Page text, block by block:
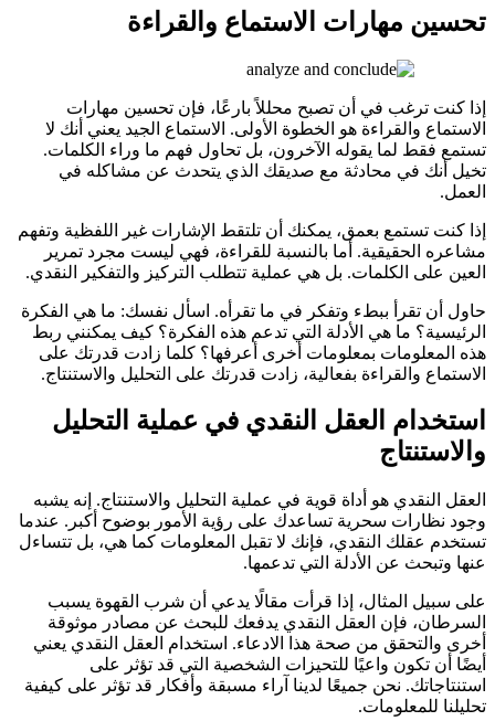
تحسين مهارات الاستماع والقراءة
إذا كنت ترغب في أن تصبح محللاً بارعًا، فإن تحسين مهارات
الاستماع والقراءة هو الخطوة الأولى. الاستماع الجيد يعني أنك لا
تستمع فقط لما يقوله الآخرون، بل تحاول فهم ما وراء الكلمات.
تخيل أنك في محادثة مع صديقك الذي يتحدث عن مشاكله في
العمل.
إذا كنت تستمع بعمق، يمكنك أن تلتقط الإشارات غير اللفظية وتفهم
مشاعره الحقيقية. أما بالنسبة للقراءة، فهي ليست مجرد تمرير
العين على الكلمات. بل هي عملية تتطلب التركيز والتفكير النقدي.
حاول أن تقرأ ببطء وتفكر في ما تقرأه. اسأل نفسك: ما هي الفكرة
الرئيسية؟ ما هي الأدلة التي تدعم هذه الفكرة؟ كيف يمكنني ربط
هذه المعلومات بمعلومات أخرى أعرفها؟ كلما زادت قدرتك على
الاستماع والقراءة بفعالية، زادت قدرتك على التحليل والاستنتاج.
استخدام العقل النقدي في عملية التحليل
والاستنتاج
العقل النقدي هو أداة قوية في عملية التحليل والاستنتاج. إنه يشبه
وجود نظارات سحرية تساعدك على رؤية الأمور بوضوح أكبر. عندما
تستخدم عقلك النقدي، فإنك لا تقبل المعلومات كما هي، بل تتساءل
عنها وتبحث عن الأدلة التي تدعمها.
على سبيل المثال، إذا قرأت مقالًا يدعي أن شرب القهوة يسبب
السرطان، فإن العقل النقدي يدفعك للبحث عن مصادر موثوقة
أخرى والتحقق من صحة هذا الادعاء. استخدام العقل النقدي يعني
أيضًا أن تكون واعيًا للتحيزات الشخصية التي قد تؤثر على
استنتاجاتك. نحن جميعًا لدينا آراء مسبقة وأفكار قد تؤثر على كيفية
تحليلنا للمعلومات.